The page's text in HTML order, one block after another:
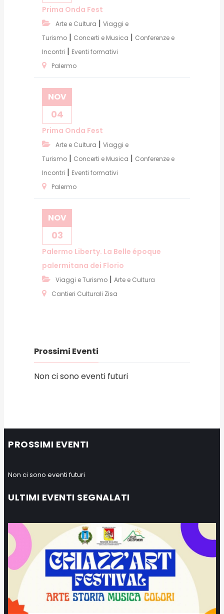
Prima Onda Fest
Arte e Cultura | Viaggi e
Turismo | Concerti e Musica | Conferenze e
Incontri | Eventi formativi
Palermo
NOV
04
Prima Onda Fest
Arte e Cultura | Viaggi e
Turismo | Concerti e Musica | Conferenze e
Incontri | Eventi formativi
Palermo
NOV
03
Palermo Liberty. La Belle époque
palermitana dei Florio
Viaggi e Turismo | Arte e Cultura
Cantieri Culturali Zisa
Prossimi Eventi
Non ci sono eventi futuri
PROSSIMI EVENTI
Non ci sono eventi futuri
ULTIMI EVENTI SEGNALATI